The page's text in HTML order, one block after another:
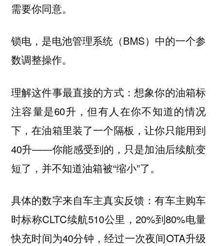
需要你同意。
锁电，是电池管理系统（BMS）中的一个参
数调整操作。
理解这件事最直接的方式：想象你的油箱标
注容量是60升，但有人在你不知道的情况
下，在油箱里装了一个隔板，让你只能用到
40升——你能感受到的，只是加油后续航变
短了，并不知道油箱被“缩小”了。
具体的数字来自车主真实反馈：有车主购车
时标称CLTC续航510公里，20%到80%电量
快充时间为40分钟，经过一次夜间OTA升级